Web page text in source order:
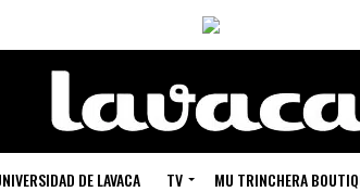
DE LAVACA TV MU TRINCHERA